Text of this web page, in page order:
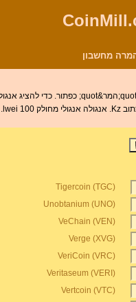
Tigercoin (TGC)
Unobtanium (UNO)
VeChain (VEN)
Verge (XVG)
VeriCoin (VRC)
Veritaseum (VERI)
Vertcoin (VTC)